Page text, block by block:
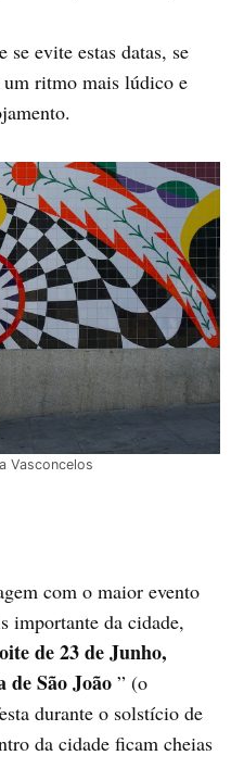
se evite estas datas, se
um ritmo mais lúdico e
Vasconcelos
com o maior evento
importante da cidade,
de 23 de Junho,
de São João” (o
durante o solstício de
da cidade ficam cheias